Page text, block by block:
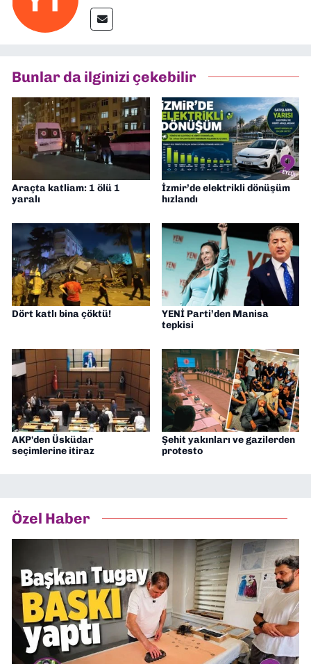
Bunlar da ilginizi çekebilir
Araçta katliam: 1 ölü 1
yaralı
İzmir’de elektrikli dönüşüm
hızlandı
Dört katlı bina çöktü!
YENİ Parti’den Manisa
tepkisi
AKP'den Üsküdar
seçimlerine itiraz
Şehit yakınları ve gazilerden
protesto
Özel Haber